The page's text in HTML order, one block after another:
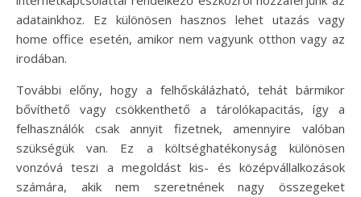
adatainkhoz. Ez különösen hasznos lehet utazás vagy
home office esetén, amikor nem vagyunk otthon vagy az
irodában.
További előny, hogy a felhőskálázható, tehát bármikor
bővíthető vagy csökkenthető a tárolókapacitás, így a
felhasználók csak annyit fizetnek, amennyire valóban
szükségük van. Ez a költséghatékonyság különösen
vonzóvá teszi a megoldást kis- és középvállalkozások
számára, akik nem szeretnének nagy összegeket